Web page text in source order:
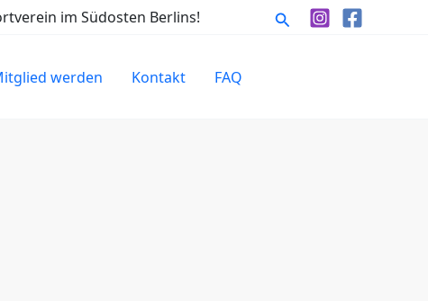
im Südosten Berlins! Suchen
werden Kontakt FAQ